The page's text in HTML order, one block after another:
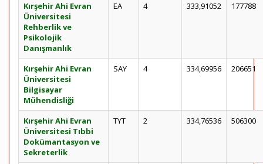
Kırşehir Ahi Evran
Üniversitesi
Rehberlik ve
Psikolojik
Danışmanlık
EA 4 333,91052 177788
Kırşehir Ahi Evran
Üniversitesi
Bilgisayar
Mühendisliği
SAY 4 334,69956 206651
Kırşehir Ahi Evran
Üniversitesi Tıbbi
Dokümantasyon ve
Sekreterlik
TYT 2 334,76536 506300